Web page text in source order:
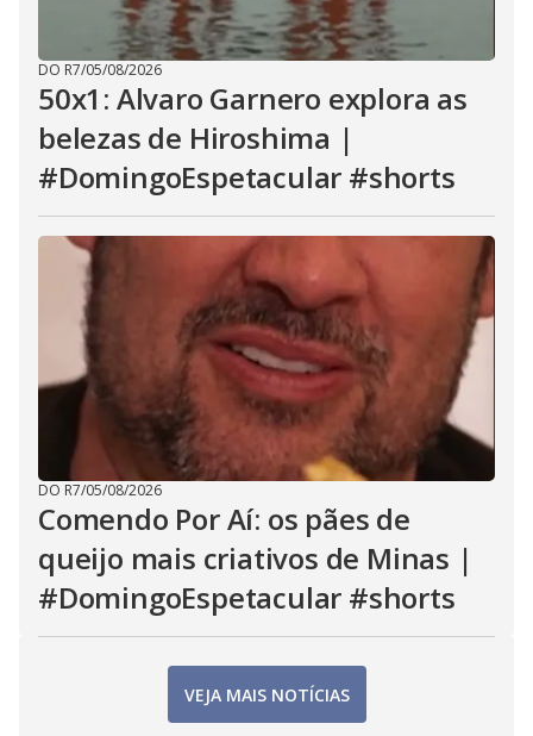
DO R7/05/08/2026
50x1: Alvaro Garnero explora as
belezas de Hiroshima |
#DomingoEspetacular #shorts
DO R7/05/08/2026
Comendo Por Aí: os pães de
queijo mais criativos de Minas |
#DomingoEspetacular #shorts
VEJA MAIS NOTÍCIAS